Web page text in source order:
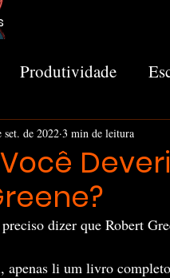
Produtividade
Recomendações
set. de 2022 3 min de leitura
dizer que Robert
apenas li um livro